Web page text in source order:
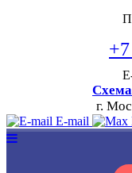
г.
E-mail